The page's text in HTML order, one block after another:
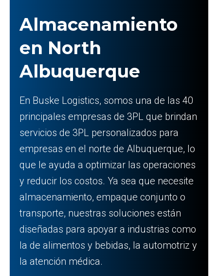
Almacenamiento
en North
Albuquerque
En Buske Logistics, somos una de las 40
principales empresas de 3PL que brindan
servicios de 3PL personalizados para
empresas en el norte de Albuquerque, lo
que le ayuda a optimizar las operaciones
y reducir los costos. Ya sea que necesite
almacenamiento, empaque conjunto o
transporte, nuestras soluciones están
diseñadas para apoyar a industrias como
la de alimentos y bebidas, la automotriz y
la atención médica.